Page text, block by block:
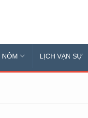
NÔM LỊCH VẠN SỰ